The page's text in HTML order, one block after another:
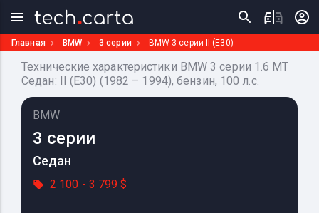
Главная BMW 3 серии BMW 3 серии II (E30)
Технические характеристики BMW 3 серии 1.6 MT
Седан: II (E30) (1982 – 1994), бензин, 100 л.с.
BMW
3 серии
Седан
2 100 - 3 799 $